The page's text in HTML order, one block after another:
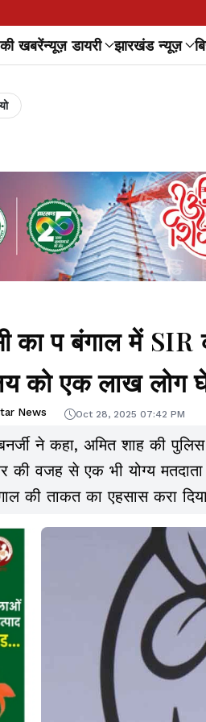
खबरेंन्यूज़ डायरी झारखंड न्यूज़
का प बंगाल में SIR
को एक लाख लोग
News Oct 28, 2025 07:42 PM
ने कहा, अमित शाह की
वजह से एक भी योग्य मतदाता
की ताकत का एहसास करा